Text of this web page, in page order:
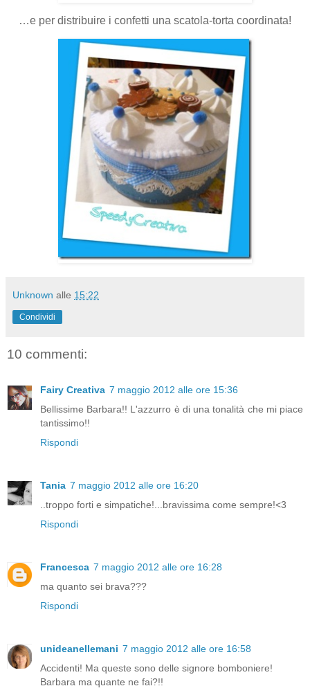
…e per distribuire i confetti una scatola-torta coordinata!
Unknown alle 15:22
Condividi
10 commenti:
Fairy Creativa 7 maggio 2012 alle ore 15:36
Bellissime Barbara!! L'azzurro è di una tonalità che mi piace
tantissimo!!
Rispondi
Tania 7 maggio 2012 alle ore 16:20
..troppo forti e simpatiche!...bravissima come sempre!<3
Rispondi
Francesca 7 maggio 2012 alle ore 16:28
ma quanto sei brava???
Rispondi
unideanellemani 7 maggio 2012 alle ore 16:58
Accidenti! Ma queste sono delle signore bomboniere!
Barbara ma quante ne fai?!!